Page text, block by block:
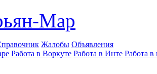
Мар
Жалобы Объявления
Работа в Воркуте Работа в Инте Работа в